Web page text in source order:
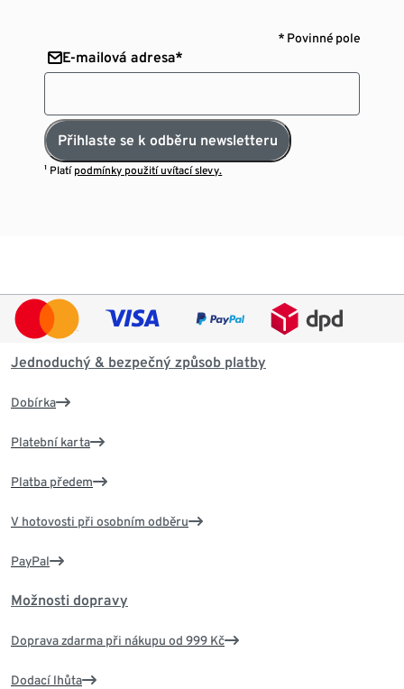
* Povinné pole
E-mailová adresa*
Přihlaste se k odběru newsletteru
¹ Platí podmínky použití uvítací slevy.
Jednoduchý & bezpečný způsob platby
Dobírka
Platební karta
Platba předem
V hotovosti při osobním odběru
PayPal
Možnosti dopravy
Doprava zdarma při nákupu od 999 Kč
Dodací lhůta